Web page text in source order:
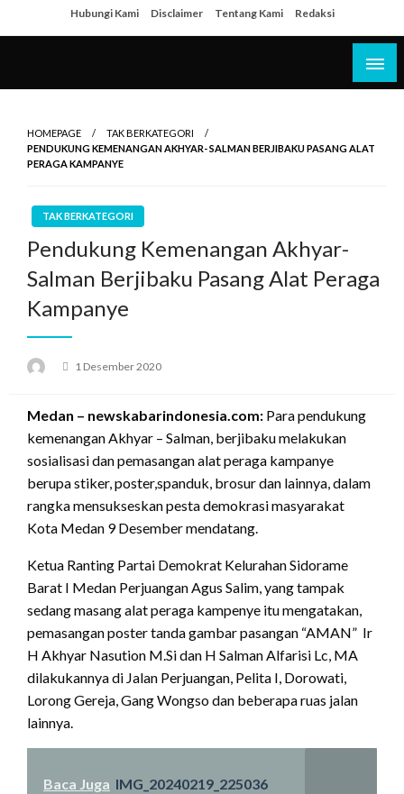
to
Hubungi Kami Disclaimer Tentang Kami Redaksi
HOMEPAGE
TAK BERKATEGORI
PENDUKUNG KEMENANGAN AKHYAR- SALMAN BERJIBAKU PASANG ALAT
PERAGA KAMPANYE
TAK BERKATEGORI
Pendukung Kemenangan Akhyar-
Salman Berjibaku Pasang Alat Peraga
Kampanye
Posted
1 Desember 2020
Medan – newskabarindonesia.com: Para pendukung
kemenangan Akhyar – Salman, berjibaku melakukan
sosialisasi dan pemasangan alat peraga kampanye
berupa stiker, poster,spanduk, brosur dan lainnya, dalam
rangka mensukseskan pesta demokrasi masyarakat
Kota Medan 9 Desember mendatang.
Ketua Ranting Partai Demokrat Kelurahan Sidorame
Barat I Medan Perjuangan Agus Salim, yang tampak
sedang masang alat peraga kampenye itu mengatakan,
pemasangan poster tanda gambar pasangan “AMAN” Ir
H Akhyar Nasution M.Si dan H Salman Alfarisi Lc, MA
dilakukannya di Jalan Perjuangan, Pelita I, Dorowati,
Lorong Gereja, Gang Wongso dan beberapa ruas jalan
lainnya.
Baca Juga IMG_20240219_225036